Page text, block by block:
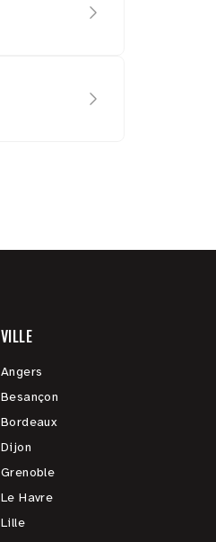
VILLE
Angers
Besançon
Bordeaux
Dijon
Grenoble
Le Havre
Lille